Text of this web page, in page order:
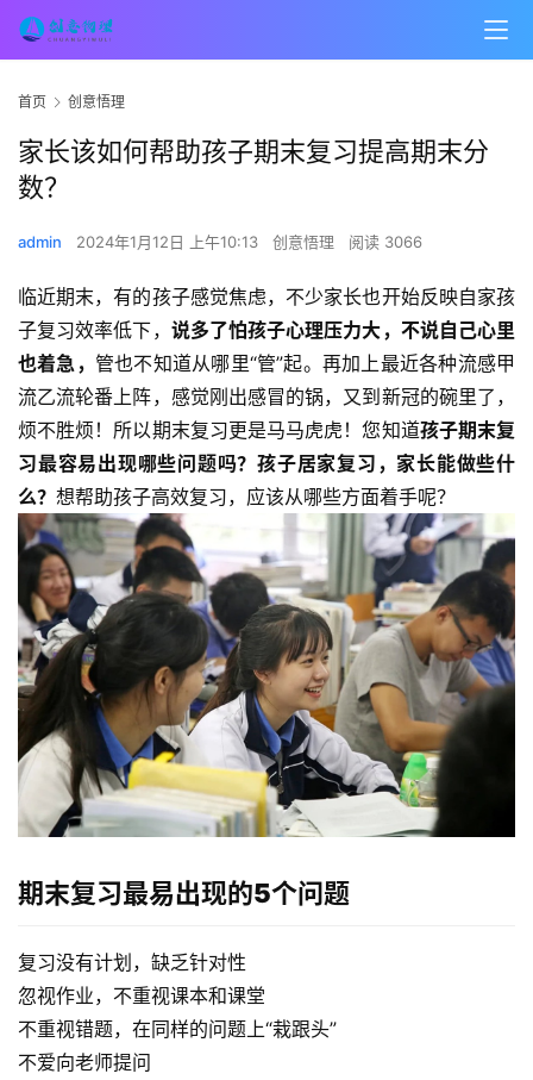
首
页
首页 创意悟理
家长该如何帮助孩子期末复习提高期末分
数？
admin 2024年1月12日 上午10:13 创意悟理 阅读 3066
临近期末，有的孩子感觉焦虑，不少家长也开始反映自家孩
子复习效率低下， 说多了怕孩子心理压力大，不说自己心里
也着急， 管也不知道从哪里“管”起。再加上最近各种流感甲
流乙流轮番上阵，感觉刚出感冒的锅，又到新冠的碗里了，
烦不胜烦！所以期末复习更是马马虎虎！您知道孩子期末复
习最容易出现哪些问题吗？孩子居家复习，家长能做些什
么？ 想帮助孩子高效复习，应该从哪些方面着手呢？
期末复习最易出现的5个问题
复习没有计划，缺乏针对性
忽视作业，不重视课本和课堂
不重视错题，在同样的问题上“栽跟头”
不爱向老师提问